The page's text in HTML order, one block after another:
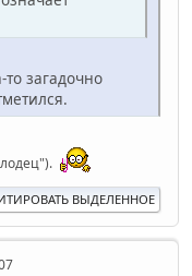
загадочно
ВЫДЕЛЕННОЕ